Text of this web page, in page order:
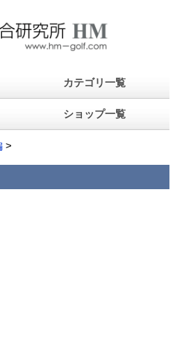
カテゴリ一覧
ショップ一覧
>